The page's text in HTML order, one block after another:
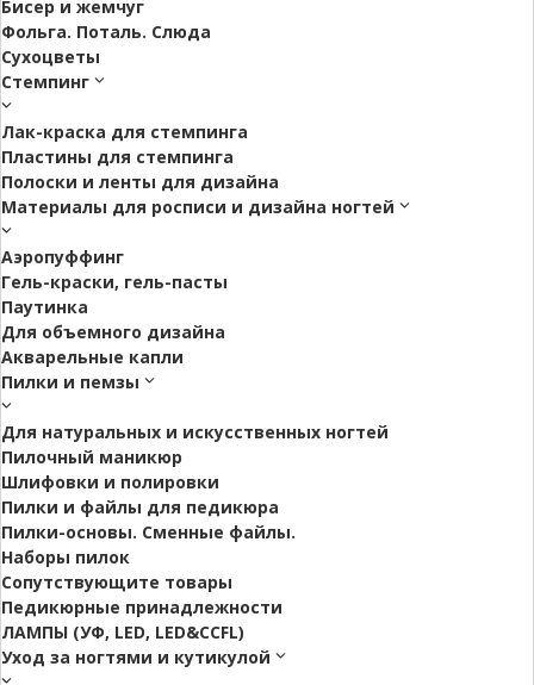
Бисер и жемчуг
Фольга. Поталь. Слюда
Сухоцветы
Стемпинг
Лак-краска для стемпинга
Пластины для стемпинга
Полоски и ленты для дизайна
Материалы для росписи и дизайна ногтей
Аэропуффинг
Гель-краски, гель-пасты
Паутинка
Для объемного дизайна
Акварельные капли
Пилки и пемзы
Для натуральных и искусственных ногтей
Пилочный маникюр
Шлифовки и полировки
Пилки и файлы для педикюра
Пилки-основы. Сменные файлы.
Наборы пилок
Сопутствующите товары
Педикюрные принадлежности
ЛАМПЫ (УФ, LED, LED&CCFL)
Уход за ногтями и кутикулой